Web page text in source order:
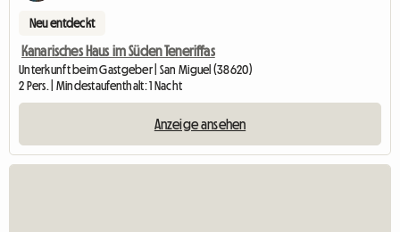
Neu entdeckt
Kanarisches Haus im Süden Teneriffas
Unterkunft beim Gastgeber | San Miguel (38620)
2 Pers. | Mindestaufenthalt: 1 Nacht
Anzeige ansehen